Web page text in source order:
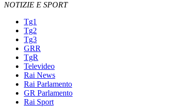
NOTIZIE E SPORT
Tg1
Tg2
Tg3
GRR
TgR
Televideo
Rai News
Rai Parlamento
GR Parlamento
Rai Sport